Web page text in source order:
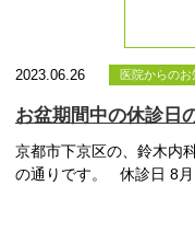
2023.06.26 医院からのお
お盆期間中の休診日
京都市下京区の、鈴木内
の通りです。 休診日 8月